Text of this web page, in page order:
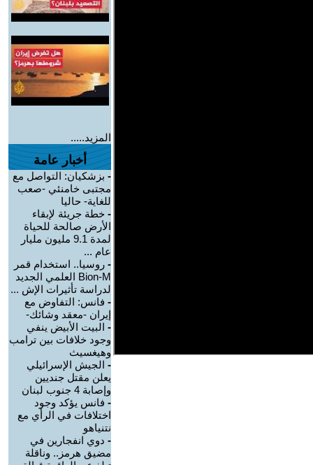
المزيد.....
أخبار عامة
- بزشكيان: التواصل مع
مجتبى خامنئي -صعب
للغاية- حاليا
- خطة جريئة لإبقاء
الأرض صالحة للحياة
لمدة 9.1 مليون مليار
عام ...
- روسيا.. استخدام قمر
Bion-M العلمي الجديد
لدراسة تأثيرات الإش ...
- فانس: التفاوض مع
إيران -معقد وشائك-
- البيت الأبيض ينفي
وجود خلافات بين ترامب
وهيغسيث
- الجيش الإسرائيلي
يعلن مقتل جنديين
وإصابة 4 جنوب لبنان
- فانس يؤكد وجود
اختلافات في الرأي مع
نتنياهو
- دوي انفجارين في
مضيق هرمز.. وناقلة